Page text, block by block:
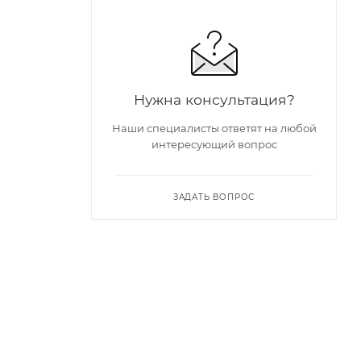
Нужна консультация?
Наши специалисты ответят на любой
интересующий вопрос
ЗАДАТЬ ВОПРОС